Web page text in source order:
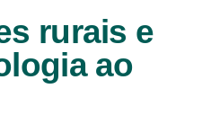
rurais e
ao